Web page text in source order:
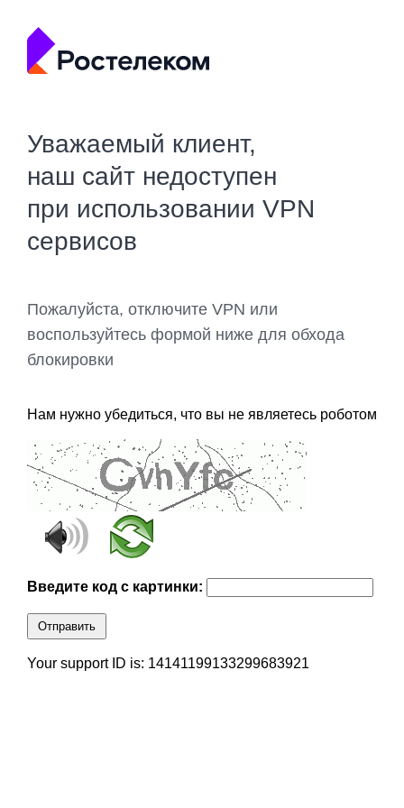
Уважаемый клиент,
наш сайт недоступен
при использовании VPN
сервисов
Пожалуйста, отключите VPN или
воспользуйтесь формой ниже для обхода
блокировки
Нам нужно убедиться, что вы не являетесь роботом
Введите код с картинки:
Отправить
Your support ID is: 14141199133299683921